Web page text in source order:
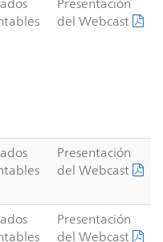
Presentación
del Webcast
Presentación
del Webcast
Presentación
del Webcast